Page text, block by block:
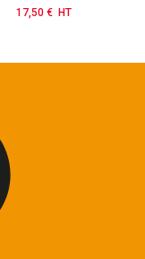
Prix
17,50 € HT